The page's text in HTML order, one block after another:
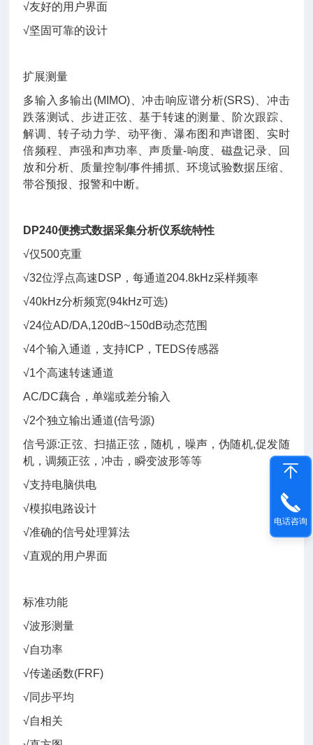
√友好的用户界面
√坚固可靠的设计
扩展测量
多输入多输出(MIMO)、冲击响应谱分析(SRS)、冲击
跌落测试、步进正弦、基于转速的测量、阶次跟踪、
解调、转子动力学、动平衡、瀑布图和声谱图、实时
倍频程、声强和声功率、声质量-响度、磁盘记录、回
放和分析、质量控制/事件捕抓、环境试验数据压缩、
带谷预报、报警和中断。
DP240便携式数据采集分析仪系统特性
√仅500克重
√32位浮点高速DSP，每通道204.8kHz采样频率
√40kHz分析频宽(94kHz可选)
√24位AD/DA,120dB~150dB动态范围
√4个输入通道，支持ICP，TEDS传感器
√1个高速转速通道
AC/DC藕合，单端或差分输入
√2个独立输出通道(信号源)
信号源:正弦、扫描正弦，随机，噪声，伪随机,促发随
机，调频正弦，冲击，瞬变波形等等
√支持电脑供电
√模拟电路设计
√准确的信号处理算法
√直观的用户界面
标准功能
√波形测量
√自功率
√传递函数(FRF)
√同步平均
√自相关
电话咨询